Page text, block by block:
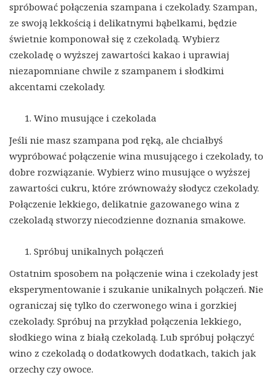
spróbować połączenia szampana i czekolady. Szampan,
ze swoją lekkością i delikatnymi bąbelkami, będzie
świetnie komponował się z czekoladą. Wybierz
czekoladę o wyższej zawartości kakao i uprawiaj
niezapomniane chwile z szampanem i słodkimi
akcentami czekolady.
Wino musujące i czekolada
Jeśli nie masz szampana pod ręką, ale chciałbyś
wypróbować połączenie wina musującego i czekolady, to
dobre rozwiązanie. Wybierz wino musujące o wyższej
zawartości cukru, które zrównoważy słodycz czekolady.
Połączenie lekkiego, delikatnie gazowanego wina z
czekoladą stworzy niecodzienne doznania smakowe.
Spróbuj unikalnych połączeń
Ostatnim sposobem na połączenie wina i czekolady jest
eksperymentowanie i szukanie unikalnych połączeń. Nie
ograniczaj się tylko do czerwonego wina i gorzkiej
czekolady. Spróbuj na przykład połączenia lekkiego,
słodkiego wina z białą czekoladą. Lub spróbuj połączyć
wino z czekoladą o dodatkowych dodatkach, takich jak
orzechy czy owoce.